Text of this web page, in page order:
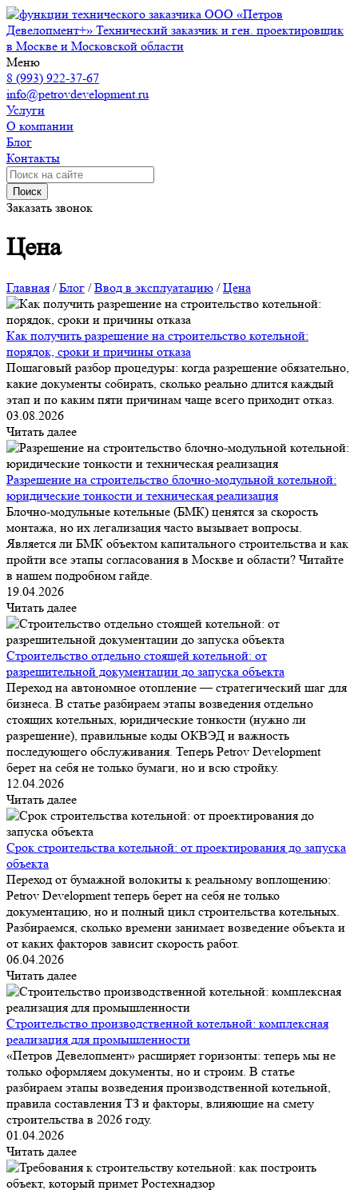
ООО «Петров
Девелопмент+» Технический заказчик и ген. проектировщик
в Москве и Московской области
Меню
8 (993) 922-37-67
info@petrovdevelopment.ru
Услуги
О компании
Блог
Контакты
Поиск
Заказать звонок
Цена
Главная /Блог /Ввод в эксплуатацию /Цена
Как получить разрешение на строительство котельной:
порядок, сроки и причины отказа
Пошаговый разбор процедуры: когда разрешение обязательно,
какие документы собирать, сколько реально длится каждый
этап и по каким пяти причинам чаще всего приходит отказ.
03.08.2026
Читать далее
Разрешение на строительство блочно-модульной котельной:
юридические тонкости и техническая реализация
Блочно-модульные котельные (БМК) ценятся за скорость
монтажа, но их легализация часто вызывает вопросы.
Является ли БМК объектом капитального строительства и как
пройти все этапы согласования в Москве и области? Читайте
в нашем подробном гайде.
19.04.2026
Читать далее
Строительство отдельно стоящей котельной: от
разрешительной документации до запуска объекта
Переход на автономное отопление — стратегический шаг для
бизнеса. В статье разбираем этапы возведения отдельно
стоящих котельных, юридические тонкости (нужно ли
разрешение), правильные коды ОКВЭД и важность
последующего обслуживания. Теперь Petrov Development
берет на себя не только бумаги, но и всю стройку.
12.04.2026
Читать далее
Срок строительства котельной: от проектирования до запуска
объекта
Переход от бумажной волокиты к реальному воплощению:
Petrov Development теперь берет на себя не только
документацию, но и полный цикл строительства котельных.
Разбираемся, сколько времени занимает возведение объекта и
от каких факторов зависит скорость работ.
06.04.2026
Читать далее
Строительство производственной котельной: комплексная
реализация для промышленности
«Петров Девелопмент» расширяет горизонты: теперь мы не
только оформляем документы, но и строим. В статье
разбираем этапы возведения производственной котельной,
правила составления ТЗ и факторы, влияющие на смету
строительства в 2026 году.
01.04.2026
Читать далее